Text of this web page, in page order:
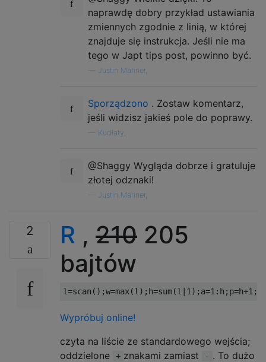
naprawdę dobry przykład ustawiania
zmiennych zgodnie z linią, w której
znajduje się instrukcja. Jeśli nie ma
tego w Japt tips post, powinno być.
Justin Mariner,
Sporządzono . Zostaw komentarz,
jeśli widzisz jakieś pole do poprawy.
Kudłaty,
@Shaggy Wygląda dobrze i gratuluje
złotej odznaki!
Justin Mariner,
2 R , 210 205
bajtów
l=scan ();w=max(l ); h=sum(l 1 ); a=1 : h ; p=h+1 ;
Wypróbuj online!
czyta na liście ze standardowego wejścia;
oddzielone
+ znakami zamiast - . To dużo